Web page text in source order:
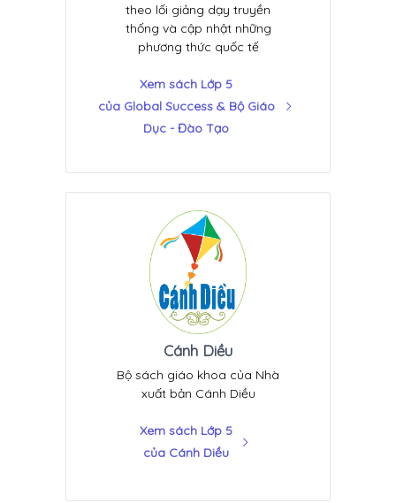
theo lối giảng dạy truyền
thống và cập nhật những
phương thức quốc tế
Xem sách Lớp 5
của Global Success & Bộ Giáo
Dục - Đào Tạo
Cánh Diều
Bộ sách giáo khoa của Nhà
xuất bản Cánh Diều
Xem sách Lớp 5
của Cánh Diều